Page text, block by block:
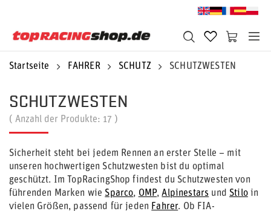
Startseite FAHRER SCHUTZ SCHUTZWESTEN
SCHUTZWESTEN
( Anzahl der Produkte: 17 )
Sicherheit steht bei jedem Rennen an erster Stelle – mit
unseren hochwertigen Schutzwesten bist du optimal
geschützt. Im TopRacingShop findest du Schutzwesten von
führenden Marken wie Sparco, OMP,Alpinestars und Stiloin
vielen Größen, passend für jeden Fahrer. Ob FIA-